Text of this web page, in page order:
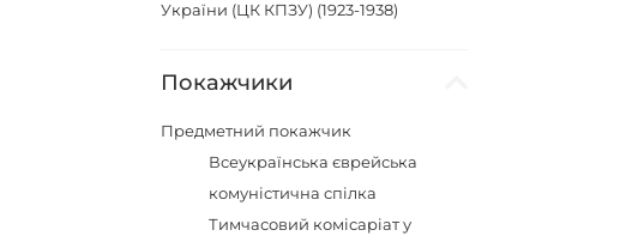
України (ЦК КПЗУ) (1923-1938)
Покажчики
Предметний покажчик
Всеукраїнська єврейська
комуністична спілка
Тимчасовий комісаріат у